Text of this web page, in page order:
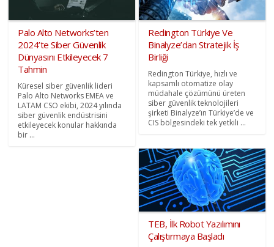
Palo Alto Networks’ten
2024’te Siber Güvenlik
Dünyasını Etkileyecek 7
Tahmin
Küresel siber güvenlik lideri
Palo Alto Networks EMEA ve
LATAM CSO ekibi, 2024 yılında
siber güvenlik endüstrisini
etkileyecek konular hakkında
bir ...
Redington Türkiye Ve
Binalyze’dan Stratejik İş
Birliği
Redington Türkiye, hızlı ve
kapsamlı otomatize olay
müdahale çözümünü üreten
siber güvenlik teknolojileri
şirketi Binalyze’ın Türkiye’de ve
CIS bölgesindeki tek yetkili ...
TEB, İlk Robot Yazılımını
Çalıştırmaya Başladı